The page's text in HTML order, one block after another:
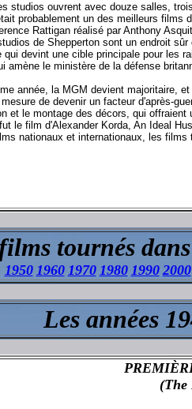
studios ouvrent avec douze salles,
probablement un des meilleurs films
Rattigan réalisé par Anthony
de Shepperton sont un endroit
devint une cible principale pour les
le ministère de la défense
année, la MGM devient majoritaire,
de devenir un facteur d'après-
le montage des décors, qui offraient
le film d'Alexander Korda, An Ideal
nationaux et internationaux, les
tournés
1950 1960 1970 1980 1990 2000
Les années